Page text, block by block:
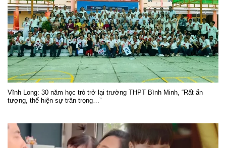
Vĩnh Long: 30 năm học trò trở lại trường THPT Bình Minh, “Rất ấn
tượng, thể hiện sự trân trọng…”